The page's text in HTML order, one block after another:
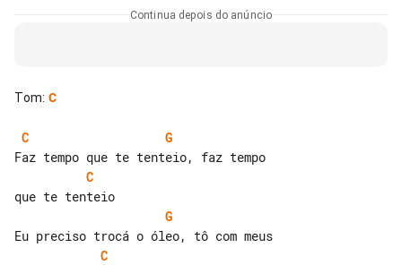
Continua depois do anúncio
Tom: C
C
G
C
G
C